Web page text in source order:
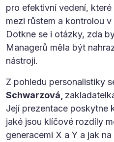
pro efektivní vedení,
mezi růstem a kontrolou
Dotkne se i otázky, zda
Managerů měla být
nástroji.
Z pohledu personalistiky
Schwarzová,
Její prezentace poskytne
jaké jsou klíčové rozdíly
generacemi X a Y a jak